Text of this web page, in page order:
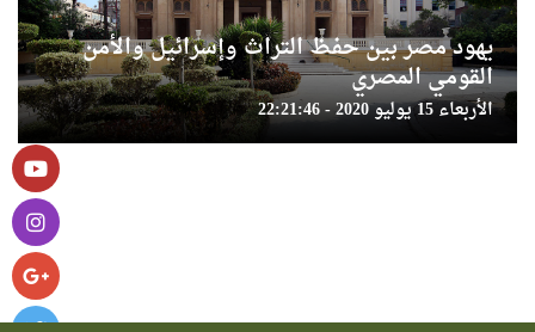
يهود مصر بين حفظ التراث وإسرائيل والأمن
القومي المصري
الأربعاء 15 يوليو 2020 - 22:21:46